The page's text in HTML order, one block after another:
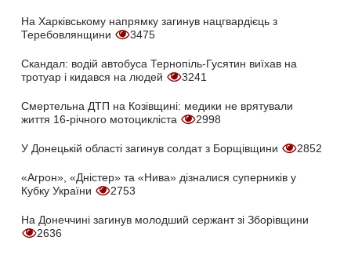
На Харківському напрямку загинув нацгвардієць з
Теребовлянщини
3475
Скандал: водій автобуса Тернопіль-Гусятин виїхав на
тротуар і кидався на людей
3241
Смертельна ДТП на Козівщині: медики не врятували
життя 16-річного мотоцикліста
2998
У Донецькій області загинув солдат з Борщівщини 2852
«Агрон», «Дністер» та «Нива» дізналися суперників у
Кубку України
2753
На Донеччині загинув молодший сержант зі Зборівщини
2636